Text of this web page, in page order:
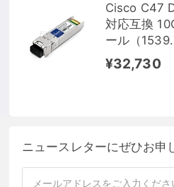
Cisco C47
対応互換
ール（
¥32,730
ニュースレターにぜひお申